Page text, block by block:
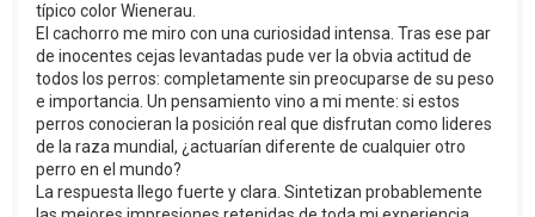
típico color Wienerau.
El cachorro me miro con una curiosidad intensa. Tras ese par
de inocentes cejas levantadas pude ver la obvia actitud de
todos los perros: completamente sin preocuparse de su peso
e importancia. Un pensamiento vino a mi mente: si estos
perros conocieran la posición real que disfrutan como lideres
de la raza mundial, ¿actuarían diferente de cualquier otro
perro en el mundo?
La respuesta llego fuerte y clara. Sintetizan probablemente